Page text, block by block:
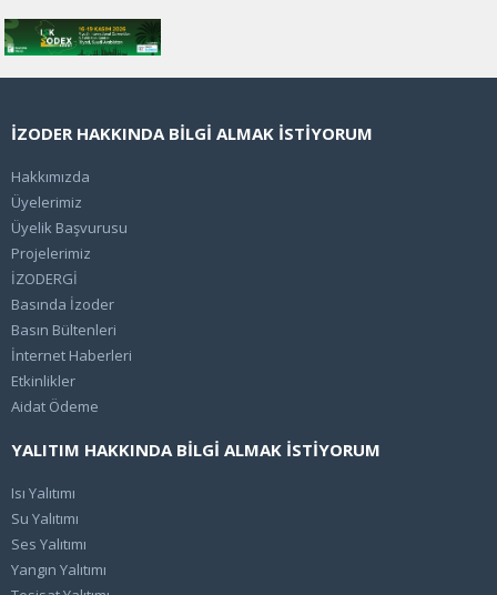
İZODER HAKKINDA BİLGİ ALMAK İSTİYORUM
Hakkımızda
Üyelerimiz
Üyelik Başvurusu
Projelerimiz
İZODERGİ
Basında İzoder
Basın Bültenleri
İnternet Haberleri
Etkinlikler
Aidat Ödeme
YALITIM HAKKINDA BİLGİ ALMAK İSTİYORUM
Isı Yalıtımı
Su Yalıtımı
Ses Yalıtımı
Yangın Yalıtımı